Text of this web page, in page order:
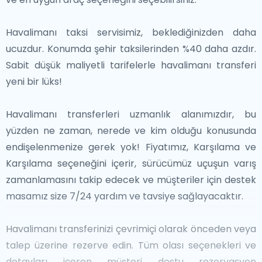
tarihi sokaklarında dolaşabilir veya Kopenhag Opera
güzellik arayanlar için, Danimarka'nın sahil şeridi
muhteşem manzaralar sunmaktadır; Møns Klint'in
beyaz kayalıkları ve Skagen'in kumlu plajları popüler
destinasyonlardır.
Yol Dışı
Kalabalıklardan kaçmak isteyen gezginler için,
Danimarka birçok gizli hazineler sunmaktadır. Baltık
Denizi'nde bulunan Bornholm adası, ortaçağ kiliseleri,
zanaatkar yemek sahnesi ve manzaralı bisiklet
Danimarka'nın en eski kasabası Ribe, şirin sokakları ve
Viking Müzesi ile bir bakış sunmaktadır.Doğa severler
Havalimanı taksi servisimiz, beklediğinizden daha
ucuzdur. Konumda şehir taksilerinden %40 daha azdır.
Sabit düşük maliyetli tarifelerle havalimanı transferi
yeni bir lüks!
Havalimanı transferleri uzmanlık alanımızdır, bu
yüzden ne zaman, nerede ve kim olduğu konusunda
endişelenmenize gerek yok! Fiyatımız, Karşılama ve
Karşılama seçeneğini içerir, sürücümüz uçuşun varış
zamanlamasını takip edecek ve müşteriler için destek
masamız size 7/24 yardım ve tavsiye sağlayacaktır.
Havalimanı transferinizi çevrimiçi olarak önceden veya
talep üzerine rezerve edin. Tüm olası seçenekleri ve